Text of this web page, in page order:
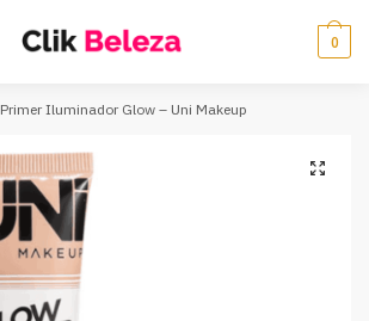
0
Primer Iluminador Glow – Uni Makeup